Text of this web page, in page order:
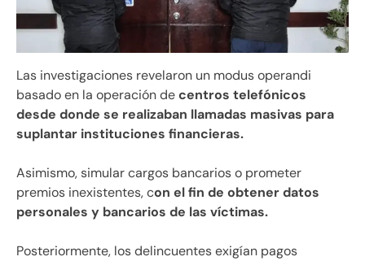
Las investigaciones revelaron un modus operandi
basado en la operación decentros telefónicos
desde donde se realizaban llamadas masivas para
suplantar instituciones financieras.
Asimismo, simular cargos bancarios o prometer
premios inexistentes, con el fin de obtener datos
personales y bancarios de las víctimas.
Posteriormente, los delincuentes exigían pagos